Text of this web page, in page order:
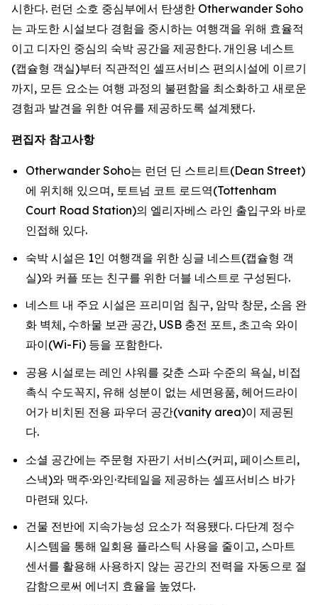
시한다. 런던 소호 중심부에서 탄생한 Otherwander Soho
는 과도한 시설보다 경험을 중시하는 여행객을 위해 효율적
이고 디자인 중심의 숙박 공간을 제공한다. 개인용 네스트
(캡슐형 객실)부터 직관적인 셀프서비스 편의시설에 이르기
까지, 모든 요소는 여행 과정의 불편함을 최소화하고 새로운
경험과 발견을 위한 여유를 제공하도록 설계됐다.
편집자 참고사항
Otherwander Soho는 런던 딘 스트리트(Dean Street)
에 위치해 있으며, 토트넘 코트 로드역(Tottenham
Court Road Station)의 엘리자베스 라인 출입구와 바로
인접해 있다.
숙박 시설은 1인 여행객을 위한 싱글 네스트(캡슐형 객
실)와 커플 또는 친구를 위한 더블 네스트로 구성된다.
네스트 내 주요 시설은 프리미엄 침구, 암막 창문, 소음 완
화 벽체, 수하물 보관 공간, USB 충전 포트, 초고속 와이
파이(Wi-Fi) 등을 포함한다.
공용 시설로는 레인 샤워를 갖춘 스파 수준의 욕실, 비접
촉식 수도꼭지, 유해 성분이 없는 세면용품, 헤어드라이
어가 비치된 전용 파우더 공간(vanity area)이 제공된
다.
소셜 공간에는 주문형 자판기 서비스(커피, 페이스트리,
스낵)와 맥주·와인·칵테일을 제공하는 셀프서비스 바가
마련돼 있다.
건물 전반에 지속가능성 요소가 적용됐다. 다단계 정수
시스템을 통해 일회용 플라스틱 사용을 줄이고, 스마트
센서를 활용해 사용하지 않는 공간의 전력을 자동으로 절
감함으로써 에너지 효율을 높였다.